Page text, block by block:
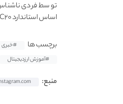
توسط فردی
اساس استاندارد ERC۲۰ اتریوم) است.
برچسب ها #خبری
#آموزش ارزدیجیتال
منبع: